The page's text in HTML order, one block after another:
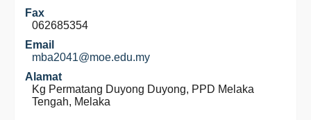
Fax
062685354
Email
mba2041@moe.edu.my
Alamat
Kg Permatang Duyong Duyong, PPD Melaka
Tengah, Melaka